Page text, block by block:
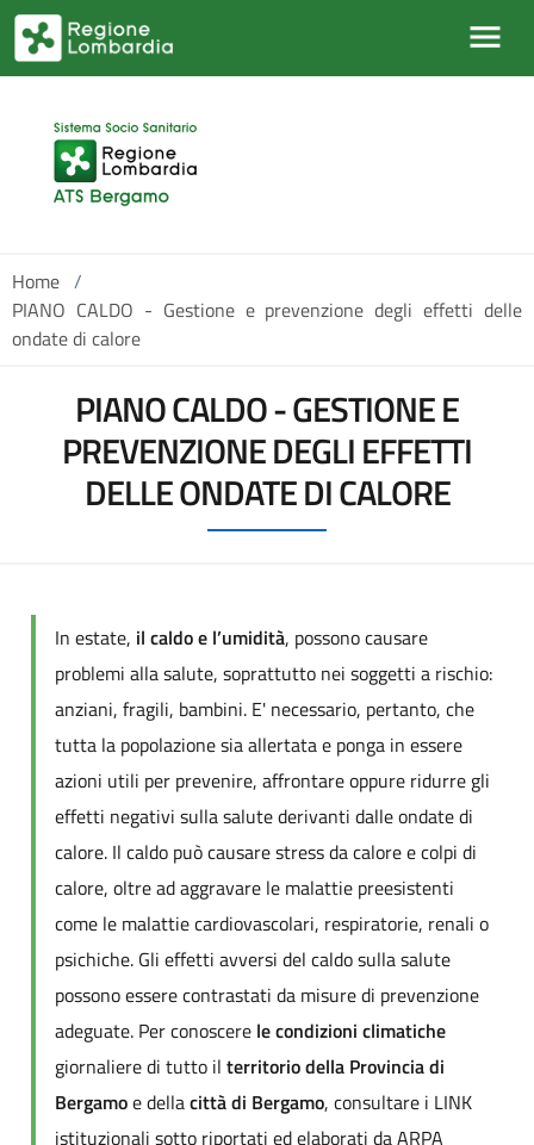
Salta al contenuto principale
Home /
PIANO CALDO - Gestione e prevenzione degli effetti delle
ondate di calore
PIANO CALDO - GESTIONE E
PREVENZIONE DEGLI EFFETTI
DELLE ONDATE DI CALORE
In estate, il caldo e l’umidità, possono causare
problemi alla salute, soprattutto nei soggetti a rischio:
anziani, fragili, bambini. E' necessario, pertanto, che
tutta la popolazione sia allertata e ponga in essere
azioni utili per prevenire, affrontare oppure ridurre gli
effetti negativi sulla salute derivanti dalle ondate di
calore. Il caldo può causare stress da calore e colpi di
calore, oltre ad aggravare le malattie preesistenti
come le malattie cardiovascolari, respiratorie, renali o
psichiche. Gli effetti avversi del caldo sulla salute
possono essere contrastati da misure di prevenzione
adeguate. Per conoscere le condizioni climatiche
giornaliere di tutto il territorio della Provincia di
Bergamoe dellacittà di Bergamo, consultare i LINK
istituzionali sotto riportati ed elaborati da ARPA